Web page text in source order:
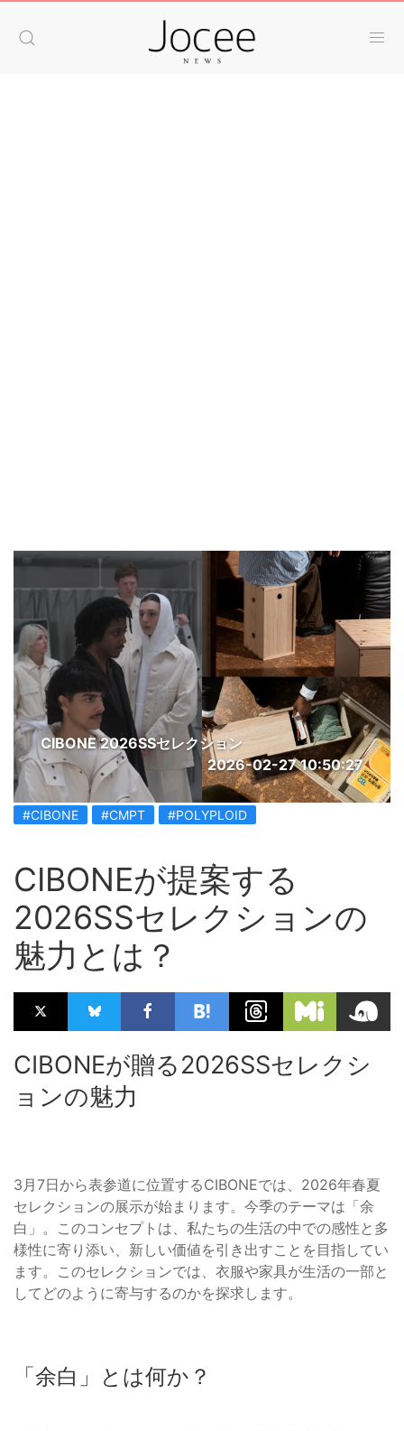
CIBONE 2026SSセレクション
2026-02-27 10:50:27
#CIBONE #CMPT #POLYPLOID
CIBONEが提案する
2026SSセレクションの
魅力とは？
CIBONEが贈る2026SSセレクシ
ョンの魅力
3月7日から表参道に位置するCIBONEでは、2026年春夏
セレクションの展示が始まります。今季のテーマは「余
白」。このコンセプトは、私たちの生活の中での感性と多
様性に寄り添い、新しい価値を引き出すことを目指してい
ます。このセレクションでは、衣服や家具が生活の一部と
してどのように寄与するのかを探求します。
「余白」とは何か？